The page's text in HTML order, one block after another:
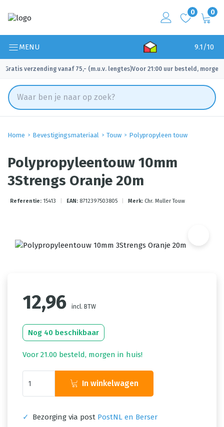
0 0
MENU 9.1/10
Gratis verzending vanaf 75,- (m.u.v. lengtes)
✓ Voor 21:00 uur besteld, morgen
Home Bevestigingsmateriaal Touw Polypropyleen touw
Polypropyleentouw 10mm
3Strengs Oranje 20m
Referentie: 15413 EAN: 8712397503805 Merk: Chr. Muller Touw
12,96 incl. BTW
Nog 40 beschikbaar
Voor 21.00 besteld, morgen in huis!
In winkelwagen
✓ Bezorging via post PostNL en Berser